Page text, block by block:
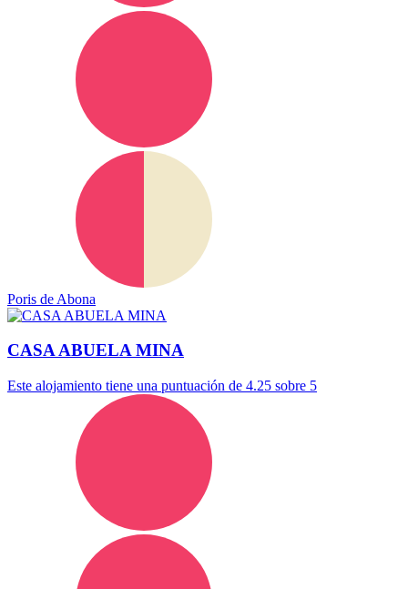
Poris de Abona
CASA ABUELA MINA
Este alojamiento tiene una puntuación de 4.25 sobre 5